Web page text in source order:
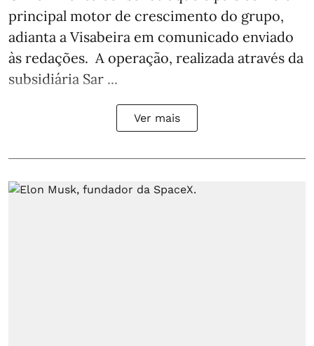
principal motor de crescimento do grupo,
adianta a Visabeira em comunicado enviado
às redações. A operação, realizada através da
subsidiária Sar ...
Ver mais